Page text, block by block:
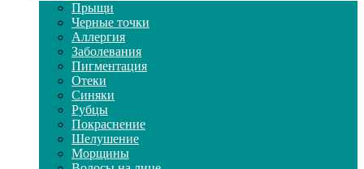
Прыщи
Черные точки
Аллергия
Заболевания
Пигментация
Отеки
Синяки
Рубцы
Покраснение
Шелушение
Морщины